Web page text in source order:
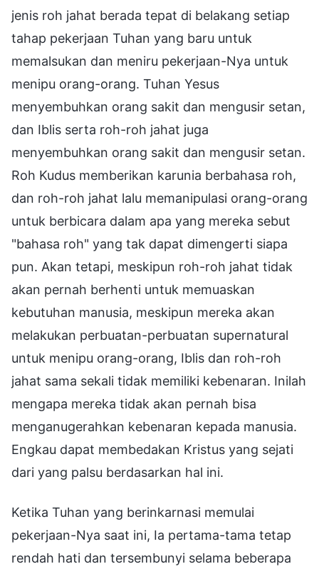
jenis roh jahat berada tepat di belakang setiap
tahap pekerjaan Tuhan yang baru untuk
memalsukan dan meniru pekerjaan-Nya untuk
menipu orang-orang. Tuhan Yesus
menyembuhkan orang sakit dan mengusir setan,
dan Iblis serta roh-roh jahat juga
menyembuhkan orang sakit dan mengusir setan.
Roh Kudus memberikan karunia berbahasa roh,
dan roh-roh jahat lalu memanipulasi orang-orang
untuk berbicara dalam apa yang mereka sebut
"bahasa roh" yang tak dapat dimengerti siapa
pun. Akan tetapi, meskipun roh-roh jahat tidak
akan pernah berhenti untuk memuaskan
kebutuhan manusia, meskipun mereka akan
melakukan perbuatan-perbuatan supernatural
untuk menipu orang-orang, Iblis dan roh-roh
jahat sama sekali tidak memiliki kebenaran. Inilah
mengapa mereka tidak akan pernah bisa
menganugerahkan kebenaran kepada manusia.
Engkau dapat membedakan Kristus yang sejati
dari yang palsu berdasarkan hal ini.
Ketika Tuhan yang berinkarnasi memulai
pekerjaan-Nya saat ini, Ia pertama-tama tetap
rendah hati dan tersembunyi selama beberapa